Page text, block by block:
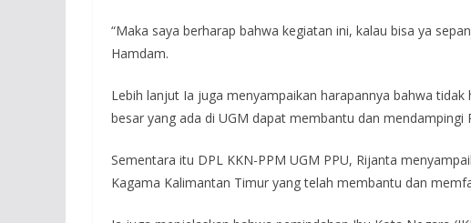
“Maka saya berharap bahwa kegiatan ini, kalau bisa ya
Hamdam.
Lebih lanjut Ia juga menyampaikan harapannya bahwa
besar yang ada di UGM dapat membantu dan
Sementara itu DPL KKN-PPM UGM PPU, Rijanta
Kagama Kalimantan Timur yang telah membantu dan